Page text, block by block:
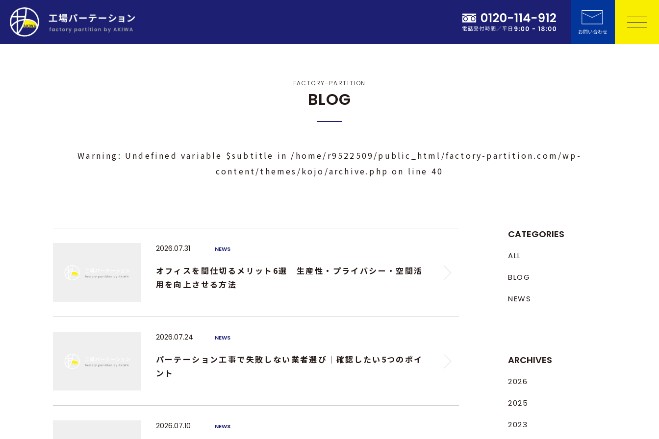
FACTORY-PARTITION
BLOG
Warning : Undefined variable $subtitle in /home/r9522509/public_html/factory-partition.com/wp-
content/themes/kojo/archive.php on line 40
2026.07.31 NEWS
オフィスを間仕切るメリット6選｜生産性・プライバシー・空間活
用を向上させる方法
2026.07.24 NEWS
パーテーション工事で失敗しない業者選び｜確認したい5つのポイ
ント
2026.07.10 NEWS
CATEGORIES
ALL
BLOG
NEWS
ARCHIVES
2026
2025
2023